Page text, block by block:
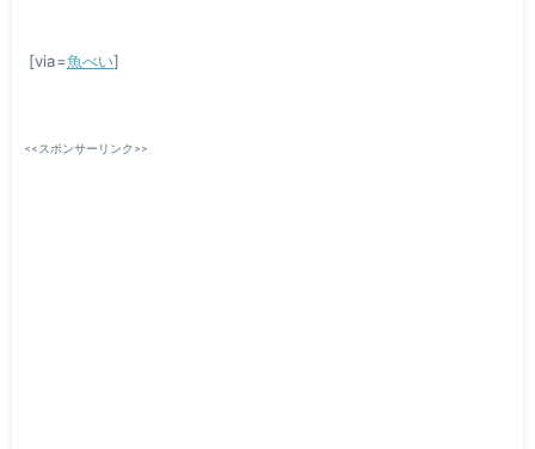
[via=魚べい]
<<スポンサーリンク>>